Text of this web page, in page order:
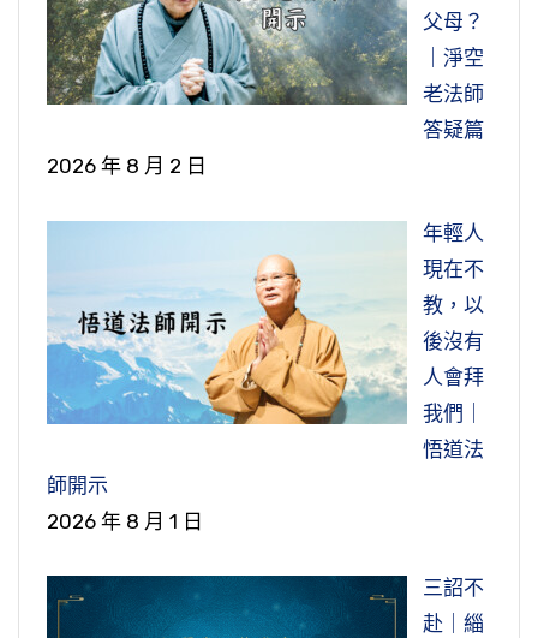
父母？
｜淨空
老法師
答疑篇
2026 年 8 月 2 日
年輕人
現在不
教，以
後沒有
人會拜
我們｜
悟道法
師開示
2026 年 8 月 1 日
三詔不
赴｜緇